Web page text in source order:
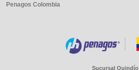
Penagos Colombia
Sucursal Quindío